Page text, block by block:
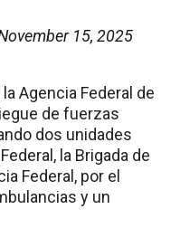
15, 2025
Agencia Federal de
de fuerzas
dos unidades
la Brigada de
Federal, por el
y un